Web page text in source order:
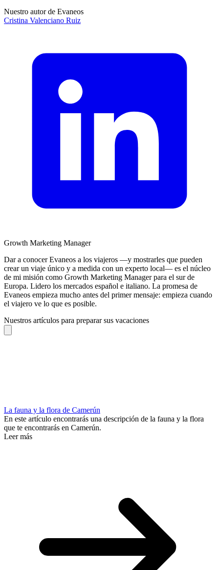
Nuestro autor de Evaneos
Cristina Valenciano Ruiz
Growth Marketing Manager
Dar a conocer Evaneos a los viajeros —y mostrarles que pueden
crear un viaje único y a medida con un experto local— es el núcleo
de mi misión como Growth Marketing Manager para el sur de
Europa. Lidero los mercados español e italiano. La promesa de
Evaneos empieza mucho antes del primer mensaje: empieza cuando
el viajero ve lo que es posible.
Nuestros artículos para preparar sus vacaciones
La fauna y la flora de Camerún
En este artículo encontrarás una descripción de la fauna y la flora
que te encontrarás en Camerún.
Leer más